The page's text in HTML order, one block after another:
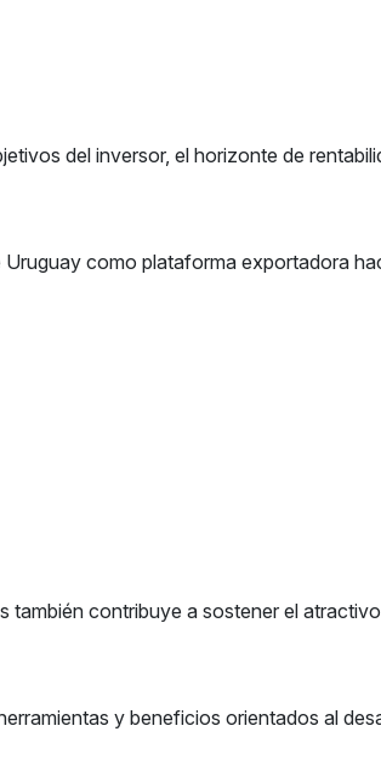
del inversor, el horizonte de
como plataforma exportadora
también contribuye a sostener el
y beneficios orientados al